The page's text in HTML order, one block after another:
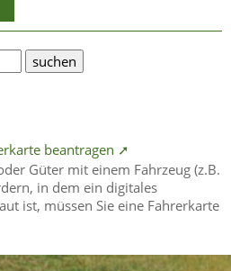
beantragen ➚
Güter mit einem Fahrzeug (z.B.
in dem ein digitales
ist, müssen Sie eine Fahrerkarte